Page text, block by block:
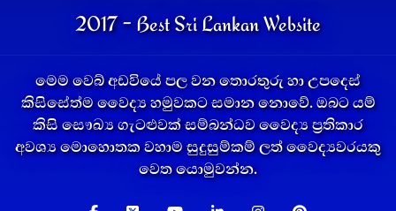
2017 - Best Sri Lankan Website
මෙම වෙබ් අඩවියේ පල වන තොරතුරු හා උපදෙස්
කිසිසේත්ම වෛද්‍ය හමුවකට සමාන නොවේ. ඔබට යම්
කිසි සෞඛ්‍ය ගැටළුවක් සම්බන්ධව වෛද්‍ය ප්‍රතිකාර
අවශ්‍ය මොහොතක වහාම සුදුසුම්කම් ලත් වෛද්‍යවරයකු
වෙත යොමුවන්න.